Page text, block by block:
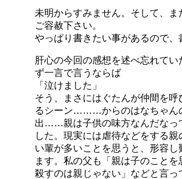
学校ではプリキュアの話題もチラホラ
スポンサーリンク
未明からすみません。そして、ま
ご容赦下さい。
やっぱり書きたい事があるので、
肝心の今回の感想を述べ忘れてい
ず一言で言うならば
「泣けました」
そう、まさにはぐたんが仲間を呼
るシーン………からのはなちゃん
出……親は子供の味方なんだなっ
した。現実には虐待などをする親
い輩が多いことを思うと、形容し
ます。私の父も「親は子のことを
殺すのは親じゃない」などと言っ